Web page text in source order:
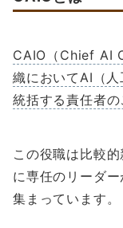
CAIO（Chief AI
織においてAI（
統括する責任者の
この役職は比較
に専任のリーダ
集まっています。